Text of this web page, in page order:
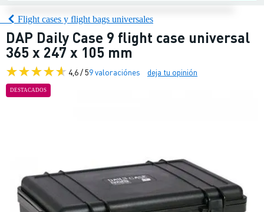
Flight cases y flight bags universales
DAP Daily Case 9 flight case universal
365 x 247 x 105 mm
4,6 / 59 valoraciónes deja tu opinión
DESTACADOS